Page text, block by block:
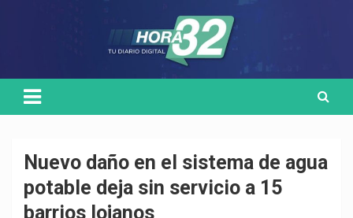
Nuevo daño en el sistema de agua
potable deja sin servicio a 15
barrios lojanos